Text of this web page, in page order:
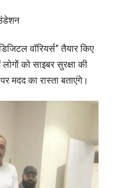
वॉरियर्स” तैयार किए
को साइबर सुरक्षा की
मदद का रास्ता बताएंगे।